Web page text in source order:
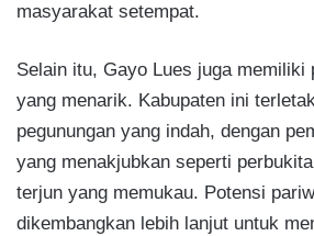
masyarakat setempat.
Selain itu, Gayo Lues juga memiliki
yang menarik. Kabupaten ini
pegunungan yang indah, dengan
yang menakjubkan seperti
terjun yang memukau. Potensi
dikembangkan lebih lanjut untuk